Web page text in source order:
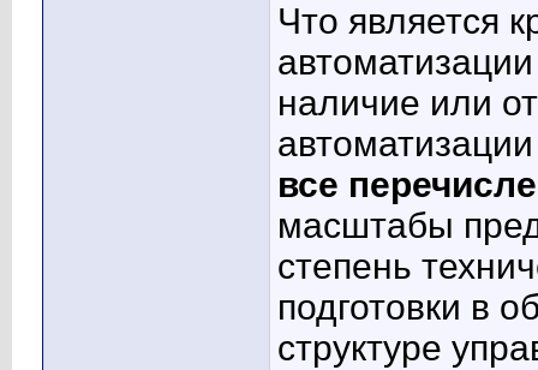
Что является
наличие или
все
масштабы
степень
подготовки в
структуре